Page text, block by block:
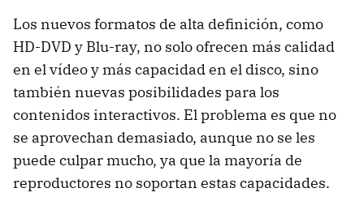
Los nuevos formatos de alta definición, como
HD-DVD y Blu-ray, no solo ofrecen más calidad
en el vídeo y más capacidad en el disco, sino
también nuevas posibilidades para los
contenidos interactivos. El problema es que no
se aprovechan demasiado, aunque no se les
puede culpar mucho, ya que la mayoría de
reproductores no soportan estas capacidades.